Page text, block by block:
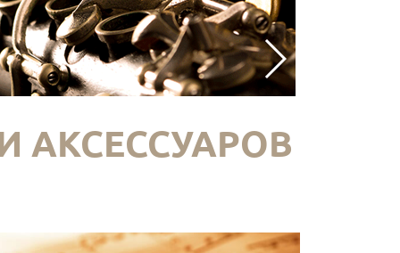
АКСЕССУАРОВ